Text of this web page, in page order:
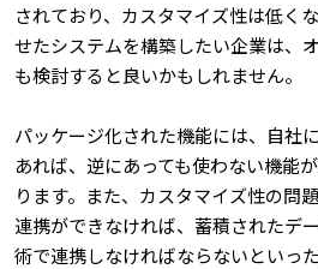
されており、カスタマイズ性は低く
せたシステムを構築したい企業は、
も検討すると良いかもしれません。
パッケージ化された機能には、自社
あれば、逆にあっても使わない機能
ります。また、カスタマイズ性の問
連携ができなければ、蓄積されたデ
術で連携しなければならないといっ